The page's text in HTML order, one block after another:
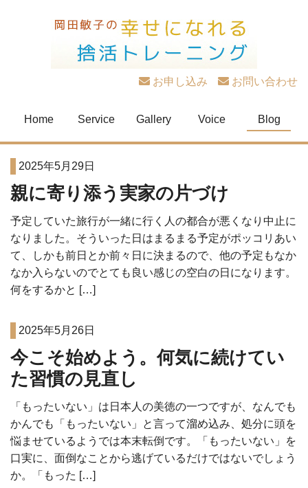
お申し込み お問い合わせ
Home Service Gallery Voice Blog
2025年5月29日
親に寄り添う実家の片づけ
予定していた旅行が一緒に行く人の都合が悪くなり中止に
なりました。そういった日はまるまる予定がポッコリあい
て、しかも前日とか前々日に決まるので、他の予定もなか
なか入らないのでとても良い感じの空白の日になります。
何をするかと […]
2025年5月26日
今こそ始めよう。何気に続けてい
た習慣の見直し
「もったいない」は日本人の美徳の一つですが、なんでも
かんでも「もったいない」と言って溜め込み、処分に頭を
悩ませているようでは本末転倒です。「もったいない」を
口実に、面倒なことから逃げているだけではないでしょう
か。「もった […]